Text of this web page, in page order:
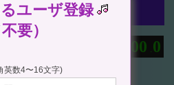
ユーザ登録
要）
英数4〜16文字)
ト
00 0